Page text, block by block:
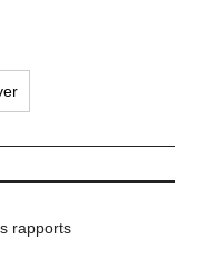
rapports